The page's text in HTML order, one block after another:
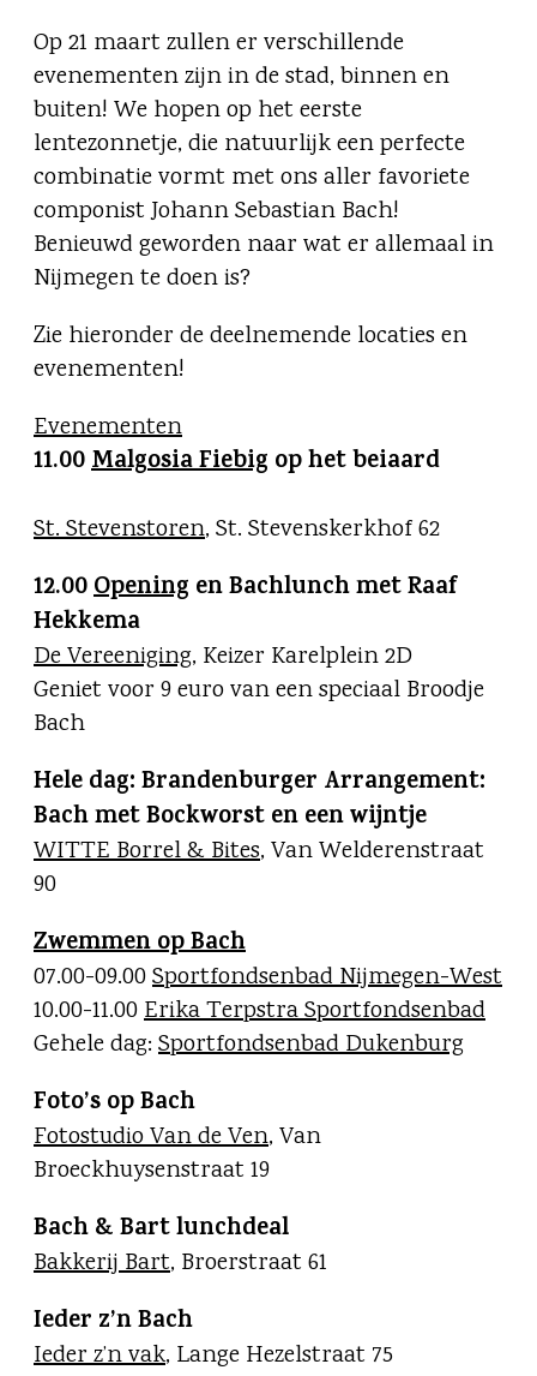
Op 21 maart zullen er verschillende
evenementen zijn in de stad, binnen en
buiten! We hopen op het eerste
lentezonnetje, die natuurlijk een perfecte
combinatie vormt met ons aller favoriete
componist Johann Sebastian Bach!
Benieuwd geworden naar wat er allemaal in
Nijmegen te doen is?
Zie hieronder de deelnemende locaties en
evenementen!
Evenementen
11.00Malgosia Fiebig op het beiaard
St. Stevenstoren, St. Stevenskerkhof 62
12.00Opening en Bachlunch met Raaf
Hekkema
De Vereeniging, Keizer Karelplein 2D
Geniet voor 9 euro van een speciaal Broodje
Bach
Hele dag:Brandenburger Arrangement:
Bach met Bockworst en een wijntje
WITTE Borrel & Bites, Van Welderenstraat
90
Zwemmen op Bach
07.00-09.00Sportfondsenbad Nijmegen-West
10.00-11.00Erika Terpstra Sportfondsenbad
Gehele dag: Sportfondsenbad Dukenburg
Foto’s op Bach
Fotostudio Van de Ven, Van
Broeckhuysenstraat 19
Bach & Bart lunchdeal
Bakkerij Bart, Broerstraat 61
Ieder z’n Bach
Ieder z’n vak, Lange Hezelstraat 75